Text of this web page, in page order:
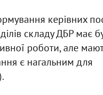
керівних
складу ДБР має
роботи, але
є нагальним для